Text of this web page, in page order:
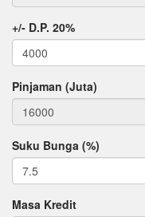
+/- D.P. 20%
Pinjaman (Juta)
Suku Bunga (%)
Masa Kredit